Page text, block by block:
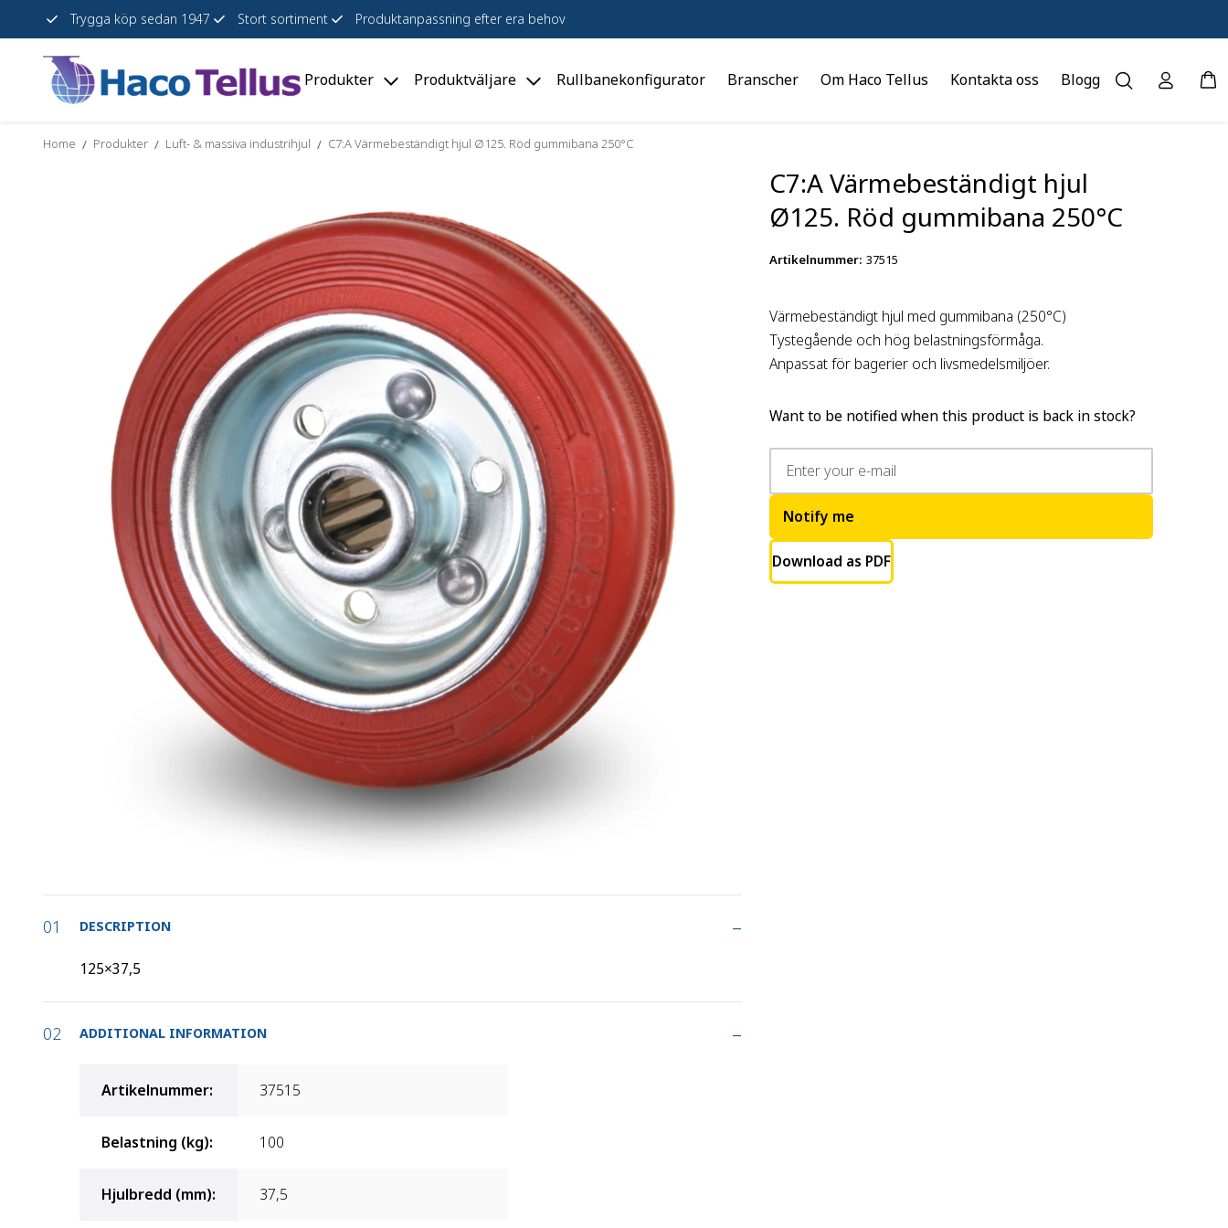
Trygga köp sedan 1947 Stort sortiment Produktanpassning efter era behov
Skip
Produkter
Toggle
menu
Produktväljare
Toggle
menu
Rullbanekonfigurator Branscher Om Haco Tellus Kontakta oss Blogg
Home / Produkter / Luft- & massiva industrihjul / C7:A Värmebeständigt hjul Ø125. Röd gummibana 250°C
C7:A Värmebeständigt hjul
Ø125. Röd gummibana 250°C
Artikelnummer: 37515
Värmebeständigt hjul med gummibana (250°C)
Tystegående och hög belastningsförmåga.
Anpassat för bagerier och livsmedelsmiljöer.
Want to be notified when this product is back in stock?
Notify me
Download as PDF
DESCRIPTION
125×37,5
ADDITIONAL INFORMATION
Artikelnummer: 37515
Belastning (kg): 100
Hjulbredd (mm): 37,5